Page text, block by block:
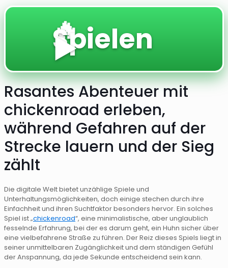
🔥
Spielen
▶️
Rasantes Abenteuer mit
chickenroad erleben,
während Gefahren auf der
Strecke lauern und der Sieg
zählt
Die digitale Welt bietet unzählige Spiele und
Unterhaltungsmöglichkeiten, doch einige stechen durch ihre
Einfachheit und ihren Suchtfaktor besonders hervor. Ein solches
Spiel ist „chickenroad“, eine minimalistische, aber unglaublich
fesselnde Erfahrung, bei der es darum geht, ein Huhn sicher über
eine vielbefahrene Straße zu führen. Der Reiz dieses Spiels liegt in
seiner unmittelbaren Zugänglichkeit und dem ständigen Gefühl
der Anspannung, da jede Sekunde entscheidend sein kann.